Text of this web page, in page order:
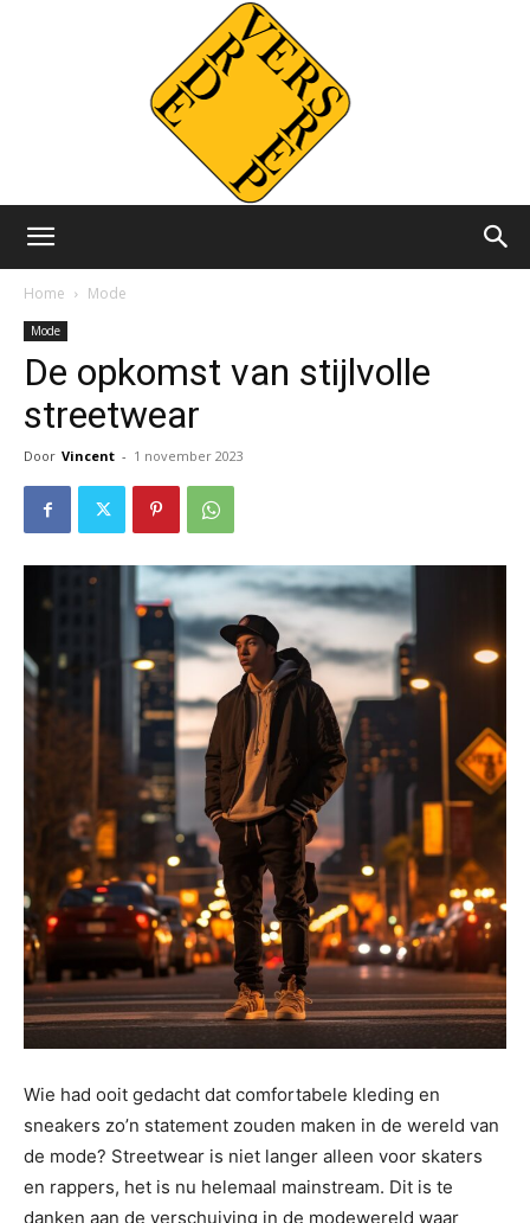
Home
Mode
Mode
De opkomst van stijlvolle
streetwear
Door Vincent - 1 november 2023
Wie had ooit gedacht dat comfortabele kleding en
sneakers zo’n statement zouden maken in de wereld van
de mode? Streetwear is niet langer alleen voor skaters
en rappers, het is nu helemaal mainstream. Dit is te
danken aan de verschuiving in de modewereld waar